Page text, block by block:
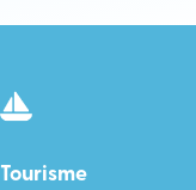
Tourisme